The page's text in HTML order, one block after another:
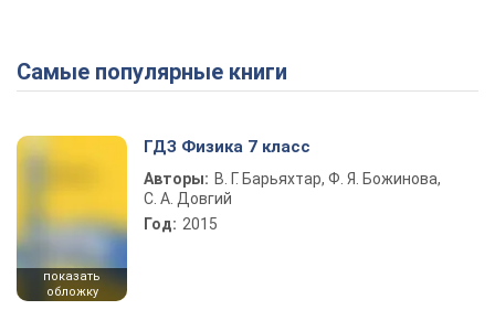
Play Video
Самые популярные книги
показать
обложку
ГДЗ Физика 7 класс
Авторы: В. Г. Барьяхтар, Ф. Я. Божинова,
С. А. Довгий
Год: 2015